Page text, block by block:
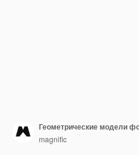
Геометрические модели
magnific